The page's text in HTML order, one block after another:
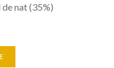
nat (35%)